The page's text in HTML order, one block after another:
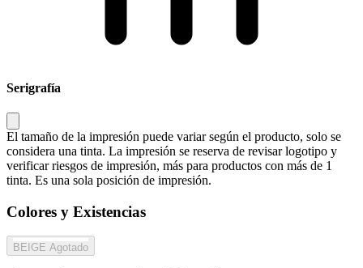
Serigrafía
El tamaño de la impresión puede variar según el producto, solo se
considera una tinta. La impresión se reserva de revisar logotipo y
verificar riesgos de impresión, más para productos con más de 1
tinta. Es una sola posición de impresión.
Colores y Existencias
BEIGE Agotado